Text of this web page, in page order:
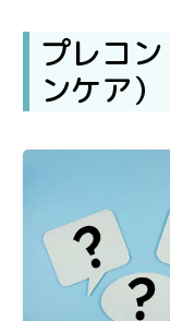
プレコ
ンケア）